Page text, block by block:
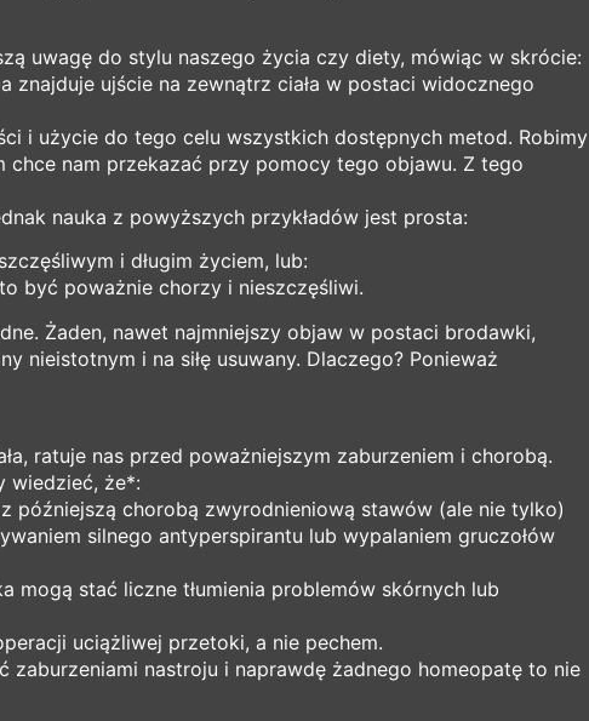
uwagę do stylu naszego życia czy diety, mówiąc w skrócie:
ujście na zewnątrz ciała w postaci widocznego
i użycie do tego celu wszystkich dostępnych metod. Robimy
nam przekazać przy pomocy tego objawu. Z tego
nauka z powyższych przykładów jest prosta:
i długim życiem, lub:
być poważnie chorzy i nieszczęśliwi.
Żaden, nawet najmniejszy objaw w postaci brodawki,
nieistotnym i na siłę usuwany. Dlaczego? Ponieważ
ratuje nas przed poważniejszym zaburzeniem i chorobą.
wiedzieć, że*:
późniejszą chorobą zwyrodnieniową stawów (ale nie tylko)
silnego antyperspirantu lub wypalaniem gruczołów
mogą stać liczne tłumienia problemów skórnych lub
uciążliwej przetoki, a nie pechem.
nastroju i naprawdę żadnego homeopatę to nie